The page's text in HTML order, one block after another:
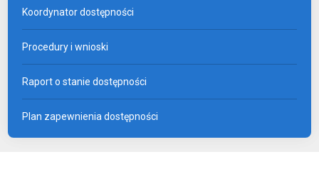
Koordynator dostępności
Procedury i wnioski
Raport o stanie dostępności
Plan zapewnienia dostępności